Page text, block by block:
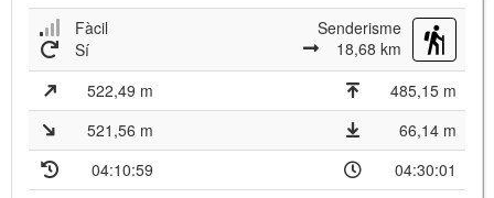
Fàcil
Senderisme
18,68 km
Sí
522,49 m
485,15 m
521,56 m
66,14 m
04:10:59
04:30:01